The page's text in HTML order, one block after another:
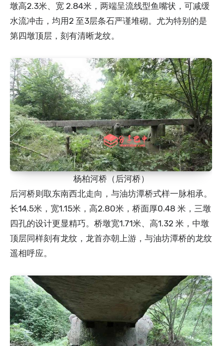
墩高2.3米、宽 2.84米，两端呈流线型鱼嘴状，可减缓
水流冲击，均用2 至3层条石严谨堆砌。尤为特别的是
第四墩顶层，刻有清晰龙纹。
杨柏河桥（后河桥）
后河桥则取东南西北走向，与油坊潭桥式样一脉相承。
长14.5米，宽1.15米，高2.80米，桥面厚0.48 米，三墩
四孔的设计更显精巧。桥墩宽1.71米、高1.32 米，中墩
顶层同样刻有龙纹，龙首亦朝上游，与油坊潭桥的龙纹
遥相呼应。